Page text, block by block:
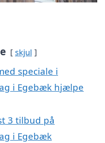
skjul
speciale i
i Egebæk hjælpe
3 tilbud på
i Egebæk